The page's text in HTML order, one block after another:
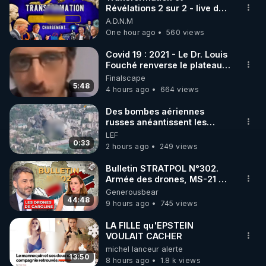
Alors, aujourd'hui nous allons vraiment parler de
santé mentale et de l'un des moyens parmi les plus
efficace de construire un mental fort; résilient, en
santé.
J'ai besoin de vous pour continuer à diffuser
gratuitement de l'information, merci pour vos dons
!
https://www.patreon.com/user?u=13143398
Code réduction de 10 % sur toute la boutique
Warmcook
https://www.warmcook.com/14-kuvings
Code de réduction de 10% pour l'extracteur SANA
Révélations 2 sur 2 - live du
07/08/26
A.D.N.M
One hour ago
560 views
5:48
Covid 19 : 2021 - Le Dr. Louis
Fouché renverse le plateau
de CNews !
Finalscape
4 hours ago
664 views
0:33
Des bombes aériennes
russes anéantissent les
centres de contrôle de
drones de 3 brigades
ukrainienne
LEF
2 hours ago
249 views
44:48
Bulletin STRATPOL N°302.
Armée des drones, MS-21 en
série, missiles coréens.
07.08.2026.
Generousbear
9 hours ago
745 views
13:50
LA FILLE qu'EPSTEIN
VOULAIT CACHER
michel lanceur alerte
8 hours ago
1.8 k views